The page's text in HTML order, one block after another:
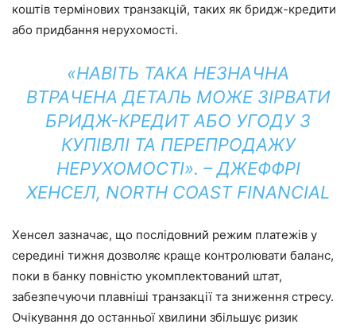
коштів термінових транзакцій, таких як бридж-кредити
або придбання нерухомості.
«НАВІТЬ ТАКА НЕЗНАЧНА
ВТРАЧЕНА ДЕТАЛЬ МОЖЕ ЗІРВАТИ
БРИДЖ-КРЕДИТ АБО УГОДУ З
КУПІВЛІ ТА ПЕРЕПРОДАЖУ
НЕРУХОМОСТІ». – ДЖЕФФРІ
ХЕНСЕЛ, NORTH COAST FINANCIAL
Хенсел зазначає, що послідовний режим платежів у
середині тижня дозволяє краще контролювати баланс,
поки в банку повністю укомплектований штат,
забезпечуючи плавніші транзакції та зниження стресу.
Очікування до останньої хвилини збільшує ризик